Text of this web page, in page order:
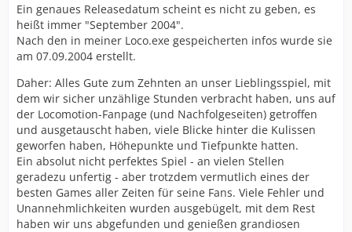
Ein genaues Releasedatum scheint es nicht zu geben, es
heißt immer "September 2004".
Nach den in meiner Loco.exe gespeicherten infos wurde sie
am 07.09.2004 erstellt.
Daher: Alles Gute zum Zehnten an unser Lieblingsspiel, mit
dem wir sicher unzählige Stunden verbracht haben, uns auf
der Locomotion-Fanpage (und Nachfolgeseiten) getroffen
und ausgetauscht haben, viele Blicke hinter die Kulissen
geworfen haben, Höhepunkte und Tiefpunkte hatten.
Ein absolut nicht perfektes Spiel - an vielen Stellen
geradezu unfertig - aber trotzdem vermutlich eines der
besten Games aller Zeiten für seine Fans. Viele Fehler und
Unannehmlichkeiten wurden ausgebügelt, mit dem Rest
haben wir uns abgefunden und genießen grandiosen